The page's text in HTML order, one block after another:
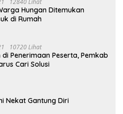
12840 Lihat
Hungan Ditemukan
di Rumah
10720 Lihat
di Penerimaan Peserta, Pemkab
Cari Solusi
Nekat Gantung Diri